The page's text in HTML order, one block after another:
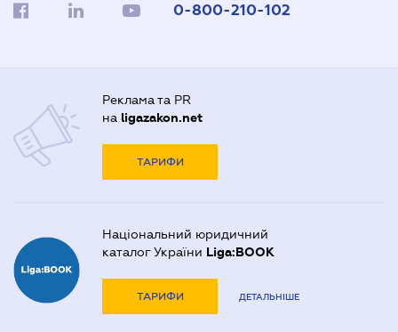
0-800-210-102
Реклама та PR
на ligazakon.net
ТАРИФИ
Національний юридичний
каталог України Liga:BOOK
ТАРИФИ ДЕТАЛЬНІШЕ